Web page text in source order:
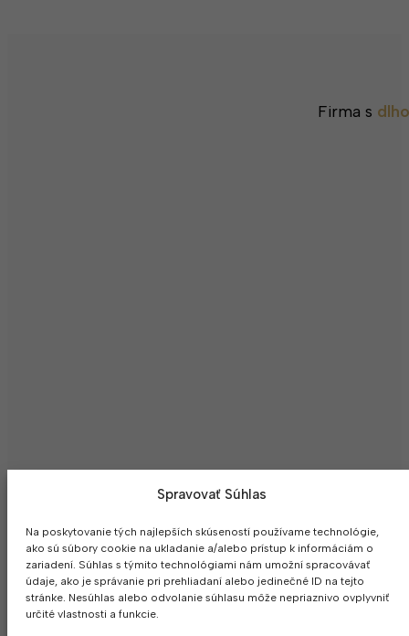
Spravovať Súhlas
Na poskytovanie tých najlepších skúseností používame technológie,
ako sú súbory cookie na ukladanie a/alebo prístup k informáciám o
zariadení. Súhlas s týmito technológiami nám umožní spracovávať
údaje, ako je správanie pri prehliadaní alebo jedinečné ID na tejto
stránke. Nesúhlas alebo odvolanie súhlasu môže nepriaznivo ovplyvniť
určité vlastnosti a funkcie.
Firma s